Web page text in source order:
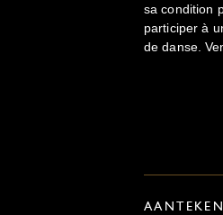
sa condition
participer à
de danse.